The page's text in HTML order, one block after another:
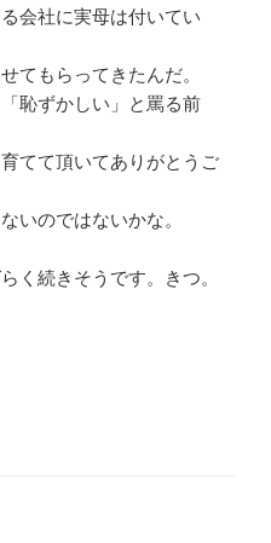
会社に実母は付いてい
てもらってきたんだ。
恥ずかしい」と罵る前
てて頂いてありがとうご
いのではないかな。
く続きそうです。きつ。